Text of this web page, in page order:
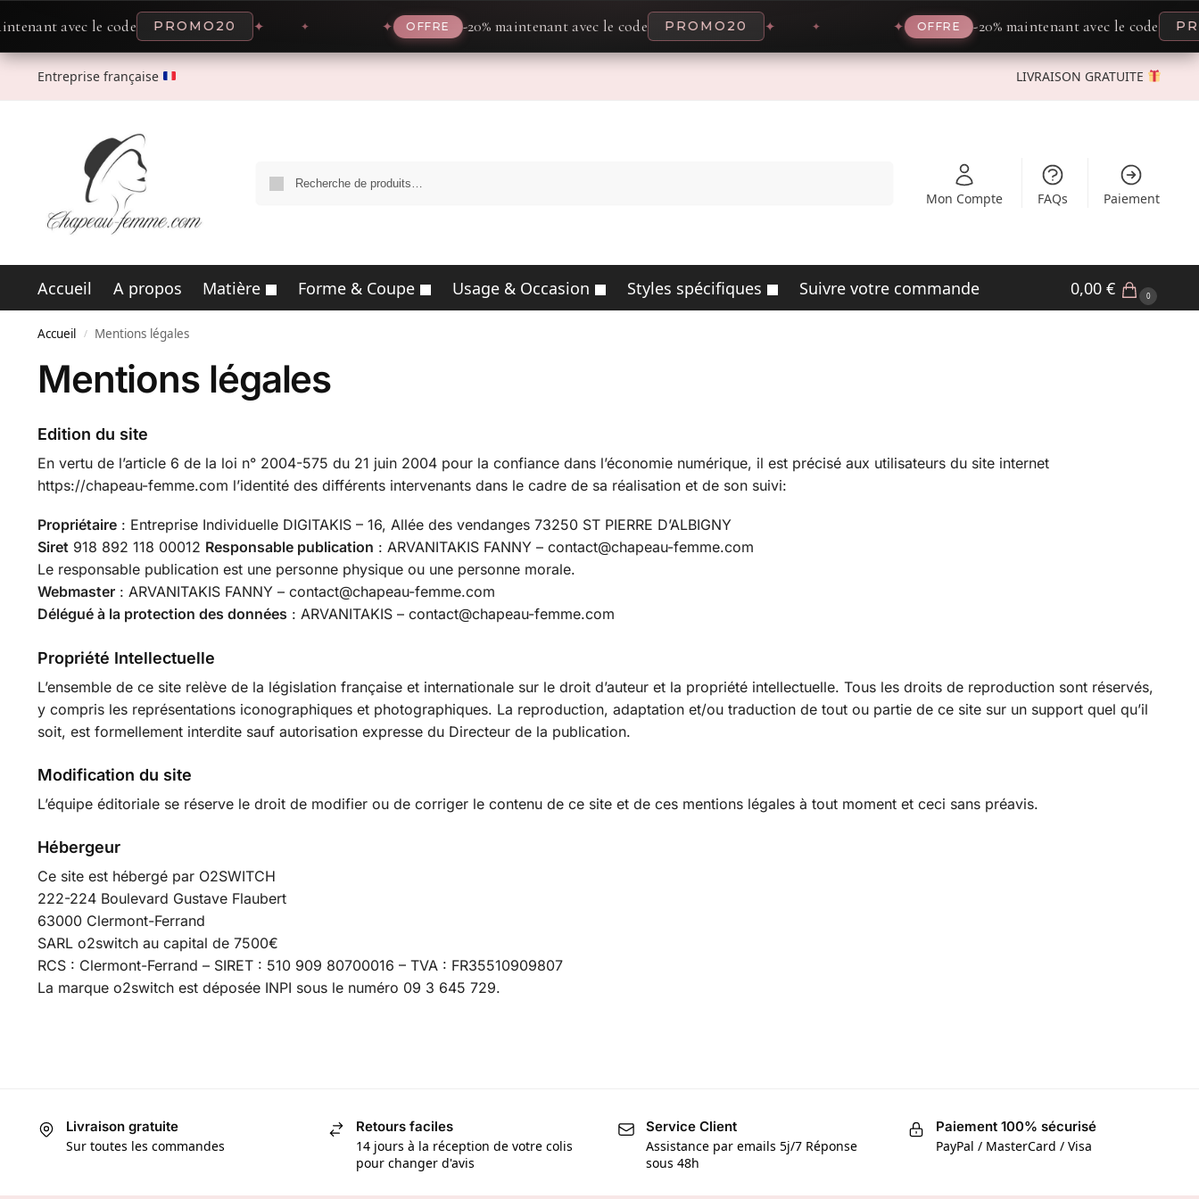
avec le code PROMO20 ✦ OFFRE -20% maintenant avec le code PROMO20 ✦ OFFRE -20% maintenant avec le code
Entreprise française LIVRAISON GRATUITE
Mon Compte FAQs Paiement
Accueil A propos Matière Forme & Coupe Usage & Occasion Styles spécifiques Suivre votre commande 0,00€ 0
Accueil / Mentions légales
Mentions légales
Edition du site
En vertu de l’article 6 de la loi n° 2004-575 du 21 juin 2004 pour la confiance dans l’économie numérique, il est précisé aux utilisateurs du site internet
https://chapeau-femme.com l’identité des différents intervenants dans le cadre de sa réalisation et de son suivi:
Propriétaire: Entreprise Individuelle DIGITAKIS – 16, Allée des vendanges 73250 ST PIERRE D’ALBIGNY
Siret918 892 118 00012 Responsable publication : ARVANITAKIS FANNY – contact@chapeau-femme.com
Le responsable publication est une personne physique ou une personne morale.
Webmaster: ARVANITAKIS FANNY – contact@chapeau-femme.com
Délégué à la protection des données : ARVANITAKIS – contact@chapeau-femme.com
Propriété Intellectuelle
L’ensemble de ce site relève de la législation française et internationale sur le droit d’auteur et la propriété intellectuelle. Tous les droits de reproduction sont réservés,
y compris les représentations iconographiques et photographiques. La reproduction, adaptation et/ou traduction de tout ou partie de ce site sur un support quel qu’il
soit, est formellement interdite sauf autorisation expresse du Directeur de la publication.
Modification du site
L’équipe éditoriale se réserve le droit de modifier ou de corriger le contenu de ce site et de ces mentions légales à tout moment et ceci sans préavis.
Hébergeur
Ce site est hébergé par O2SWITCH
222-224 Boulevard Gustave Flaubert
63000 Clermont-Ferrand
SARL o2switch au capital de 7500€
RCS : Clermont-Ferrand – SIRET : 510 909 80700016 – TVA : FR35510909807
La marque o2switch est déposée INPI sous le numéro 09 3 645 729.
Livraison gratuite
Sur toutes les commandes
Retours faciles
14 jours à la réception de votre colis
pour changer d'avis
Service Client
Assistance par emails 5j/7 Réponse
sous 48h
Paiement 100% sécurisé
PayPal / MasterCard / Visa